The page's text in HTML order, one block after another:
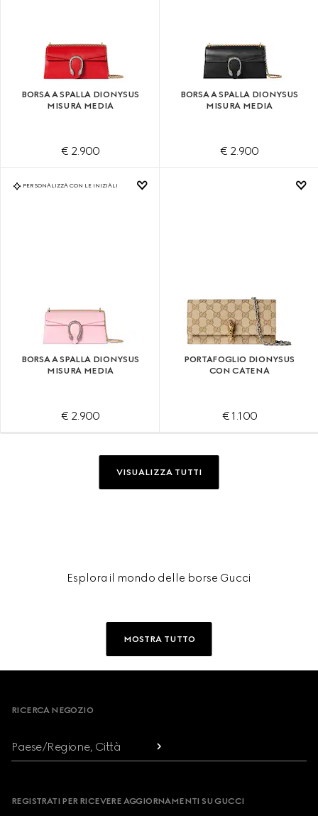
BORSA A SPALLA DIONYSUS
MISURA MEDIA
€ 2.900
BORSA A SPALLA DIONYSUS
MISURA MEDIA
€ 2.900
PERSONALIZZA CON LE INIZIALI
BORSA A SPALLA DIONYSUS
MISURA MEDIA
€ 2.900
PORTAFOGLIO DIONYSUS
CON CATENA
€ 1.100
VISUALIZZA TUTTI
Esplora il mondo delle borse Gucci
MOSTRA TUTTO
Footer
RICERCA NEGOZIO
Paese/Regione, Città
REGISTRATI PER RICEVERE AGGIORNAMENTI SU GUCCI